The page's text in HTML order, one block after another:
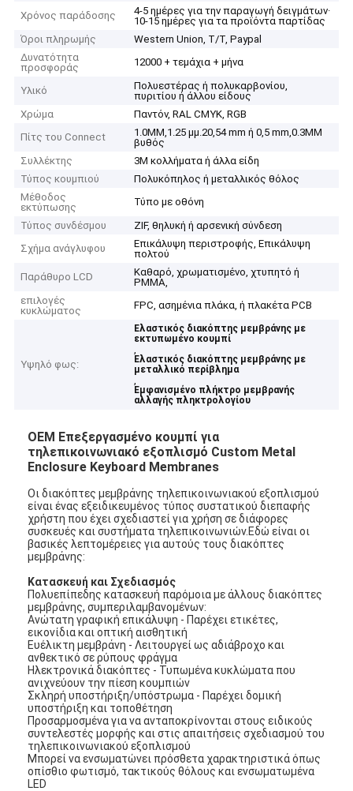
Χρόνος παράδοσης
4-5 ημέρες για την παραγωγή δειγμάτων·
10-15 ημέρες για τα προϊόντα παρτίδας
Όροι πληρωμής
Western Union, T/T, Paypal
Δυνατότητα
προσφοράς
12000 + τεμάχια + μήνα
Υλικό
Πολυεστέρας ή πολυκαρβονίου,
πυριτίου ή άλλου είδους
Χρώμα
Παντόν, RAL CMYK, RGB
Πίτς του Connect
1.0MM,1.25 μμ.20,54 mm ή 0,5 mm,0.3MM
βυθός
Συλλέκτης
3M κολλήματα ή άλλα είδη
Τύπος κουμπιού
Πολυκόπηλος ή μεταλλικός θόλος
Μέθοδος
εκτύπωσης
Τύπο με οθόνη
Τύπος συνδέσμου
ZIF, θηλυκή ή αρσενική σύνδεση
Σχήμα ανάγλυφου
Επικάλυψη περιστροφής, Επικάλυψη
πολτού
Παράθυρο LCD
Καθαρό, χρωματισμένο, χτυπητό ή
PMMA,
επιλογές
κυκλώματος
FPC, ασημένια πλάκα, ή πλακέτα PCB
Υψηλό φως:
Ελαστικός διακόπτης μεμβράνης με
εκτυπωμένο κουμπί
,
Ελαστικός διακόπτης μεμβράνης με
μεταλλικό περίβλημα
,
Εμφανισμένο πλήκτρο μεμβρανής
αλλαγής πληκτρολογίου
OEM Επεξεργασμένο κουμπί για
τηλεπικοινωνιακό εξοπλισμό Custom Metal
Enclosure Keyboard Membranes
Οι διακόπτες μεμβράνης τηλεπικοινωνιακού εξοπλισμού
είναι ένας εξειδικευμένος τύπος συστατικού διεπαφής
χρήστη που έχει σχεδιαστεί για χρήση σε διάφορες
συσκευές και συστήματα τηλεπικοινωνιών.Εδώ είναι οι
βασικές λεπτομέρειες για αυτούς τους διακόπτες
μεμβράνης:
Κατασκευή και Σχεδιασμός
Πολυεπίπεδης κατασκευή παρόμοια με άλλους διακόπτες
μεμβράνης, συμπεριλαμβανομένων:
Ανώτατη γραφική επικάλυψη - Παρέχει ετικέτες,
εικονίδια και οπτική αισθητική
Ευέλικτη μεμβράνη - Λειτουργεί ως αδιάβροχο και
ανθεκτικό σε ρύπους φράγμα
Ηλεκτρονικά διακόπτες - Τυπωμένα κυκλώματα που
ανιχνεύουν την πίεση κουμπιών
Σκληρή υποστήριξη/υπόστρωμα - Παρέχει δομική
υποστήριξη και τοποθέτηση
Προσαρμοσμένα για να ανταποκρίνονται στους ειδικούς
συντελεστές μορφής και στις απαιτήσεις σχεδιασμού του
τηλεπικοινωνιακού εξοπλισμού
Μπορεί να ενσωματώνει πρόσθετα χαρακτηριστικά όπως
οπίσθιο φωτισμό, τακτικούς θόλους και ενσωματωμένα
LED